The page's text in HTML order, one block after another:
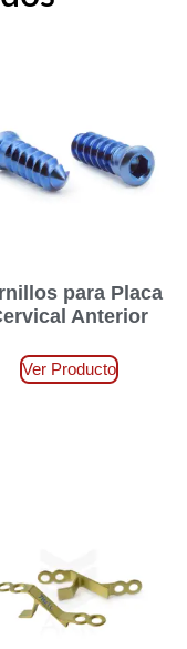
para Placa
Anterior
Ver Producto